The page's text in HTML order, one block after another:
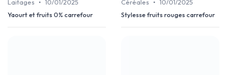
Laitages • 10/01/2025
Yaourt et fruits 0% carrefour
Céréales • 10/01/2025
Stylesse fruits rouges carrefour